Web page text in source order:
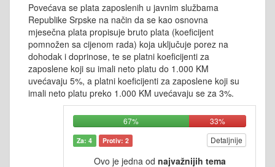
Povećava se plata zaposlenih u javnim službama
Republike Srpske na način da se kao osnovna
mjesečna plata propisuje bruto plata (koeficijent
pomnožen sa cijenom rada) koja uključuje porez na
dohodak i doprinose, te se platni koeficijenti za
zaposlene koji su imali neto platu do 1.000 KM
uvećavaju 5%, a platni koeficijenti za zaposlene koji su
imali neto platu preko 1.000 KM uvećavaju se za 3%.
67% 33%
Za: 4 Protiv: 2 Detaljnije
Ovo je jedna od najvažnijih tema